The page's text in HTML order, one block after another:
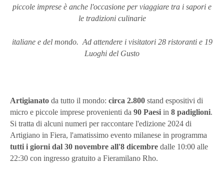
piccole imprese è anche l'occasione per viaggiare tra i sapori e
le tradizioni culinarie
italiane e del mondo. Ad attendere i visitatori 28 ristoranti e 19
Luoghi del Gusto
Artigianato da tutto il mondo: circa 2.800 stand espositivi di
micro e piccole imprese provenienti da 90 Paesi in 8 padiglioni.
Si tratta di alcuni numeri per raccontare l'edizione 2024 di
Artigiano in Fiera, l'amatissimo evento milanese in programma
tutti i giorni dal 30 novembre all'8 dicembre dalle 10:00 alle
22:30 con ingresso gratuito a Fieramilano Rho.